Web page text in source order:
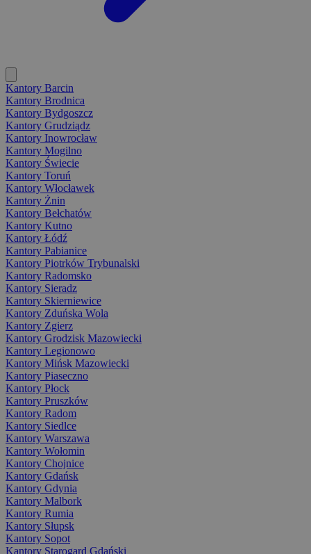
Kantory Barcin
Kantory Brodnica
Kantory Bydgoszcz
Kantory Grudziądz
Kantory Inowrocław
Kantory Mogilno
Kantory Świecie
Kantory Toruń
Kantory Włocławek
Kantory Żnin
Kantory Bełchatów
Kantory Kutno
Kantory Łódź
Kantory Pabianice
Kantory Piotrków Trybunalski
Kantory Radomsko
Kantory Sieradz
Kantory Skierniewice
Kantory Zduńska Wola
Kantory Zgierz
Kantory Grodzisk Mazowiecki
Kantory Legionowo
Kantory Mińsk Mazowiecki
Kantory Piaseczno
Kantory Płock
Kantory Pruszków
Kantory Radom
Kantory Siedlce
Kantory Warszawa
Kantory Wołomin
Kantory Chojnice
Kantory Gdańsk
Kantory Gdynia
Kantory Malbork
Kantory Rumia
Kantory Słupsk
Kantory Sopot
Kantory Starogard Gdański